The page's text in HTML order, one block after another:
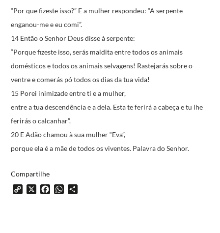
“Por que fizeste isso?” E a mulher respondeu: “A serpente
enganou-me e eu comi”.
14 Então o Senhor Deus disse à serpente:
“Porque fizeste isso, serás maldita entre todos os animais
domésticos e todos os animais selvagens! Rastejarás sobre o
ventre e comerás pó todos os dias da tua vida!
15 Porei inimizade entre ti e a mulher,
entre a tua descendência e a dela. Esta te ferirá a cabeça e tu lhe
ferirás o calcanhar”.
20 E Adão chamou à sua mulher “Eva”,
porque ela é a mãe de todos os viventes. Palavra do Senhor.
Compartilhe
Copy X FacebookWhatsApp